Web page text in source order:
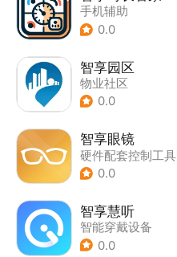
手机辅助
0.0
智享园区
物业社区
0.0
智享眼镜
硬件配套控制工具
0.0
智享慧听
智能穿戴设备
0.0